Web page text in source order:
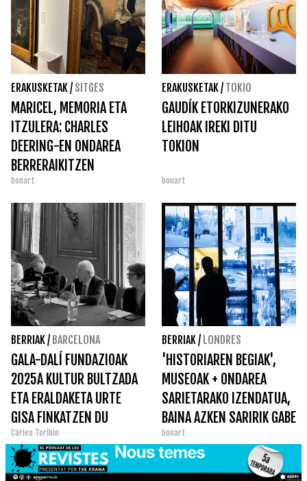
ERAKUSKETAK/ SITGES
MARICEL, MEMORIA ETA
ITZULERA: CHARLES
DEERING-EN ONDAREA
BERRERAIKITZEN
bonart
ERAKUSKETAK/ TOKIO
GAUDÍK ETORKIZUNERAKO
LEIHOAK IREKI DITU
TOKION
bonart
BERRIAK/ BARCELONA
GALA-DALÍ FUNDAZIOAK
2025A KULTUR BULTZADA
ETA ERALDAKETA URTE
GISA FINKATZEN DU
Carles Toribio
BERRIAK/ LONDRES
'HISTORIAREN BEGIAK',
MUSEOAK + ONDAREA
SARIETARAKO IZENDATUA,
BAINA AZKEN SARIRIK GABE
bonart